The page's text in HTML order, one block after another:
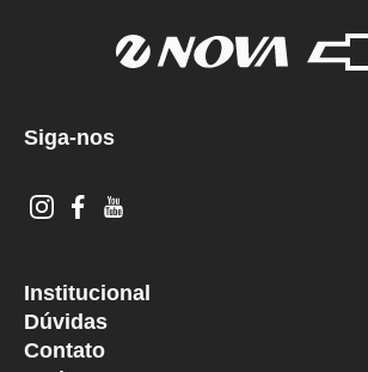
Siga-nos
Institucional
Dúvidas
Contato